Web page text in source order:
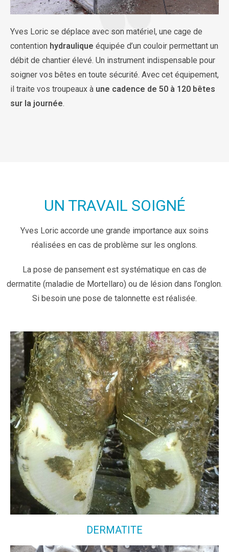
Yves Loric se déplace avec son matériel, une cage de
contention hydraulique équipée d’un couloir permettant un
débit de chantier élevé. Un instrument indispensable pour
soigner vos bêtes en toute sécurité. Avec cet équipement,
il traite vos troupeaux à une cadence de 50 à 120 bêtes
sur la journée.
UN TRAVAIL SOIGNÉ
Yves Loric accorde une grande importance aux soins
réalisées en cas de problème sur les onglons.
La pose de pansement est systématique en cas de
dermatite (maladie de Mortellaro) ou de lésion dans l’onglon.
Si besoin une pose de talonnette est réalisée.
DERMATITE